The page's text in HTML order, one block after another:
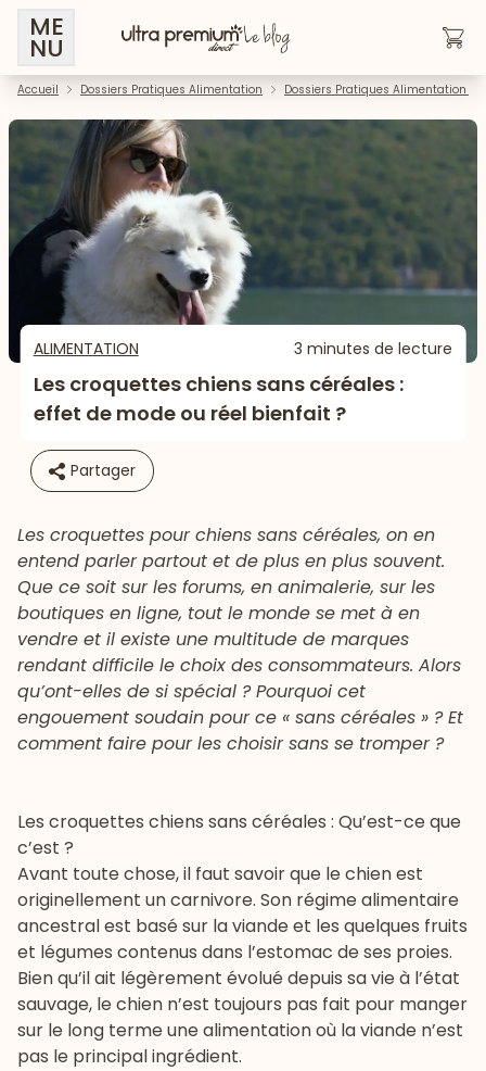
ME
NU
Accueil Dossiers Pratiques Alimentation Dossiers Pratiques Alimentation -
ALIMENTATION 3 minutes de lecture
Les croquettes chiens sans céréales :
effet de mode ou réel bienfait ?
Partager
Les croquettes pour chiens sans céréales, on en
entend parler partout et de plus en plus souvent.
Que ce soit sur les forums, en animalerie, sur les
boutiques en ligne, tout le monde se met à en
vendre et il existe une multitude de marques
rendant difficile le choix des consommateurs. Alors
qu’ont-elles de si spécial ? Pourquoi cet
engouement soudain pour ce « sans céréales » ? Et
comment faire pour les choisir sans se tromper ?
Les croquettes chiens sans céréales : Qu’est-ce que
c’est ?
Avant toute chose, il faut savoir que le chien est
originellement un carnivore. Son régime alimentaire
ancestral est basé sur la viande et les quelques fruits
et légumes contenus dans l’estomac de ses proies.
Bien qu’il ait légèrement évolué depuis sa vie à l’état
sauvage, le chien n’est toujours pas fait pour manger
sur le long terme une alimentation où la viande n’est
pas le principal ingrédient.